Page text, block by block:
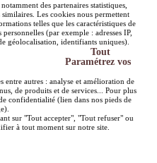
des partenaires statistiques,
Les cookies nous permettent
telles que les caractéristiques de
(par exemple : adresses IP,
géolocalisation, identifiants uniques).
Tout
Paramétrez vos
entre autres : analyse et amélioration de
de produits et de services... Pour plus
confidentialité (lien dans nos pieds de
sur "Tout accepter", "Tout refuser" ou
à tout moment sur notre site.